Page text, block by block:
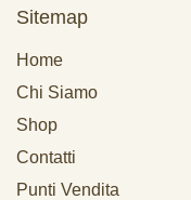
Sitemap
Home
Chi Siamo
Shop
Contatti
Punti Vendita